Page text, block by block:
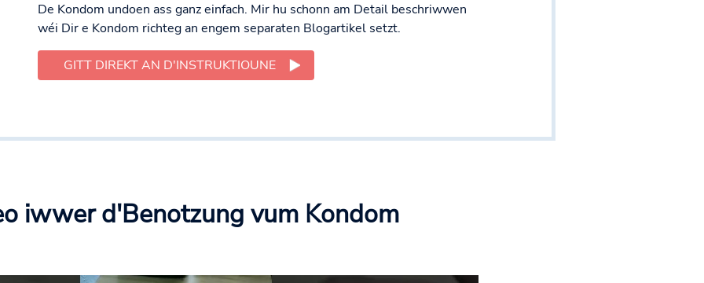
De Kondom undoen ass ganz einfach. Mir hu schonn am Detail beschriwwen
wéi Dir e Kondom richteg an engem separaten Blogartikel setzt.
GITT DIREKT AN D'INSTRUKTIOUNE
iwwer d'Benotzung vum Kondom